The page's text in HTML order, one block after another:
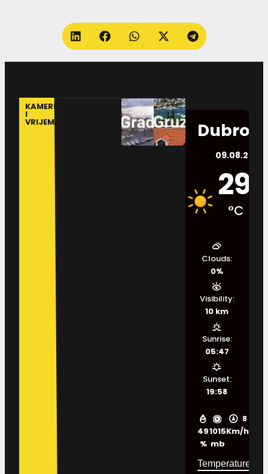
KAMERE
I
VRIJEME
09.08.2026.
29
°C
49
%
1015
mb
8
Km/h
Clouds:
0%
Visibility:
10 km
Sunrise:
05:47
Sunset:
19:58